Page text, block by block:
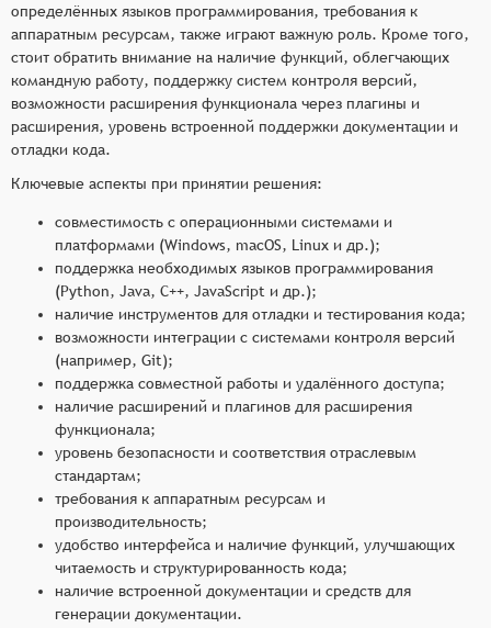
определённых языков программирования, требования к
аппаратным ресурсам, также играют важную роль. Кроме того,
стоит обратить внимание на наличие функций, облегчающих
командную работу, поддержку систем контроля версий,
возможности расширения функционала через плагины и
расширения, уровень встроенной поддержки документации и
отладки кода.
Ключевые аспекты при принятии решения:
совместимость с операционными системами и
платформами (Windows, macOS, Linux и др.);
поддержка необходимых языков программирования
(Python, Java, C++, JavaScript и др.);
наличие инструментов для отладки и тестирования кода;
возможности интеграции с системами контроля версий
(например, Git);
поддержка совместной работы и удалённого доступа;
наличие расширений и плагинов для расширения
функционала;
уровень безопасности и соответствия отраслевым
стандартам;
требования к аппаратным ресурсам и
производительность;
удобство интерфейса и наличие функций, улучшающих
читаемость и структурированность кода;
наличие встроенной документации и средств для
генерации документации.